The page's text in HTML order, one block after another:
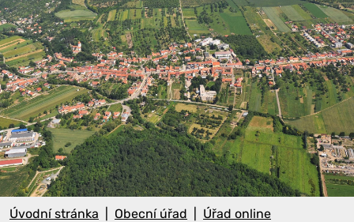
Úvodní stránka Obecní úřad
Úřad online